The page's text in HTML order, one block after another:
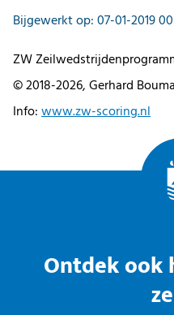
Bijgewerkt op: 07-01-2019
ZW
© 2018-2026, Gerhard
Info:www.zw-scoring.nl
Ontdek ook